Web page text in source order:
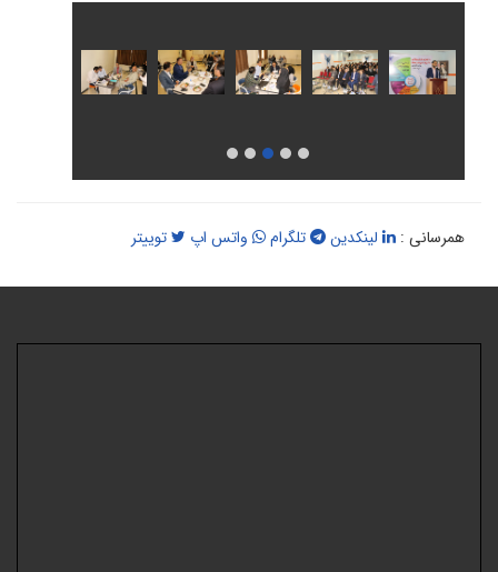
همرسانی : لینکدین تلگرام واتس اپ توییتر